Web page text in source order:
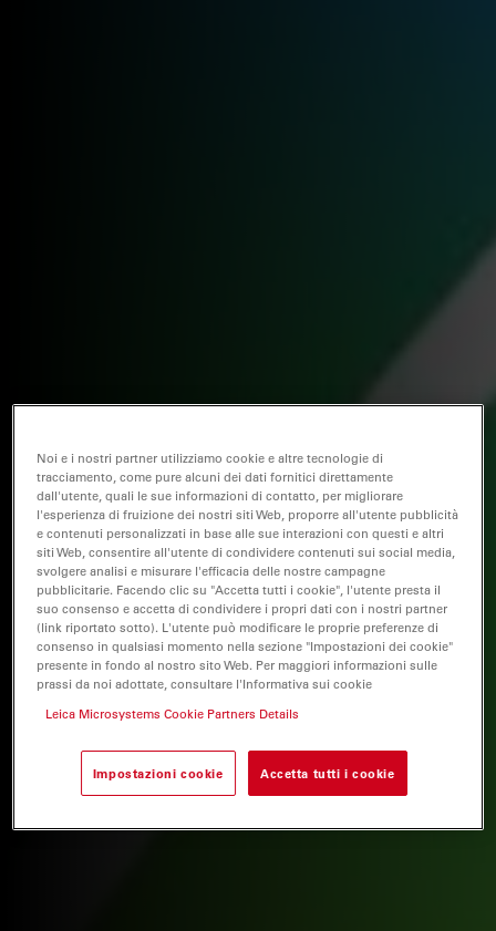
Noi e i nostri partner utilizziamo cookie e altre tecnologie di
tracciamento, come pure alcuni dei dati fornitici direttamente
dall'utente, quali le sue informazioni di contatto, per migliorare
l'esperienza di fruizione dei nostri siti Web, proporre all'utente pubblicità
e contenuti personalizzati in base alle sue interazioni con questi e altri
siti Web, consentire all'utente di condividere contenuti sui social media,
svolgere analisi e misurare l'efficacia delle nostre campagne
pubblicitarie. Facendo clic su "Accetta tutti i cookie", l'utente presta il
suo consenso e accetta di condividere i propri dati con i nostri partner
(link riportato sotto). L'utente può modificare le proprie preferenze di
consenso in qualsiasi momento nella sezione "Impostazioni dei cookie"
presente in fondo al nostro sito Web. Per maggiori informazioni sulle
prassi da noi adottate, consultare l'Informativa sui cookie
Leica Microsystems Cookie Partners Details
Impostazioni cookie Accetta tutti i cookie